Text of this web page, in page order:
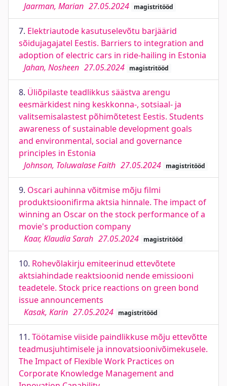
Jaarman, Marian 27.05.2024 magistritööd
7. Elektriautode kasutuselevõtu barjäärid
sõidujagajatel Eestis. Barriers to integration and
adoption of electric cars in ride-hailing in Estonia
Jahan, Nosheen 27.05.2024 magistritööd
8. Üliõpilaste teadlikkus säästva arengu
eesmärkidest ning keskkonna-, sotsiaal- ja
valitsemisalastest põhimõtetest Eestis. Students
awareness of sustainable development goals
and environmental, social and governance
principles in Estonia
Johnson, Toluwalase Faith 27.05.2024 magistritööd
9. Oscari auhinna võitmise mõju filmi
produktsioonifirma aktsia hinnale. The impact of
winning an Oscar on the stock performance of a
movie's production company
Kaar, Klaudia Sarah 27.05.2024 magistritööd
10. Rohevõlakirju emiteerinud ettevõtete
aktsiahindade reaktsioonid nende emissiooni
teadetele. Stock price reactions on green bond
issue announcements
Kasak, Karin 27.05.2024 magistritööd
11. Töötamise viiside paindlikkuse mõju ettevõtte
teadmusjuhtimisele ja innovatsioonivõimekusele.
The Impact of Flexible Work Practices on
Corporate Knowledge Management and